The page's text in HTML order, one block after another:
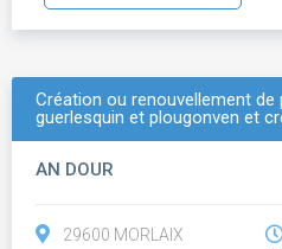
Création ou renouvellement
guerlesquin et plougonven et
AN DOUR
29600 MORLAIX